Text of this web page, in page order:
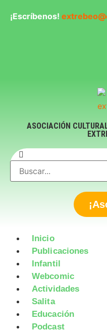
¡Escríbenos!
ASOCIACIÓN
Inicio
Publicaciones
Infantil
Webcomic
Actividades
Salita
Educación
Podcast